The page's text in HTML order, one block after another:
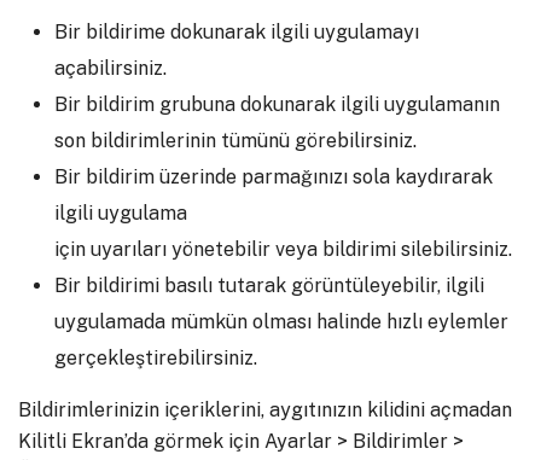
Bir bildirime dokunarak ilgili uygulamayı
açabilirsiniz.
Bir bildirim grubuna dokunarak ilgili uygulamanın
son bildirimlerinin tümünü görebilirsiniz.
Bir bildirim üzerinde parmağınızı sola kaydırarak
ilgili uygulama
için uyarıları yönetebilir veya bildirimi silebilirsiniz.
Bir bildirimi basılı tutarak görüntüleyebilir, ilgili
uygulamada mümkün olması halinde hızlı eylemler
gerçekleştirebilirsiniz.
Bildirimlerinizin içeriklerini, aygıtınızın kilidini açmadan
Kilitli Ekran’da görmek için Ayarlar > Bildirimler >